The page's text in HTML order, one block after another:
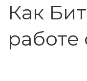
Как